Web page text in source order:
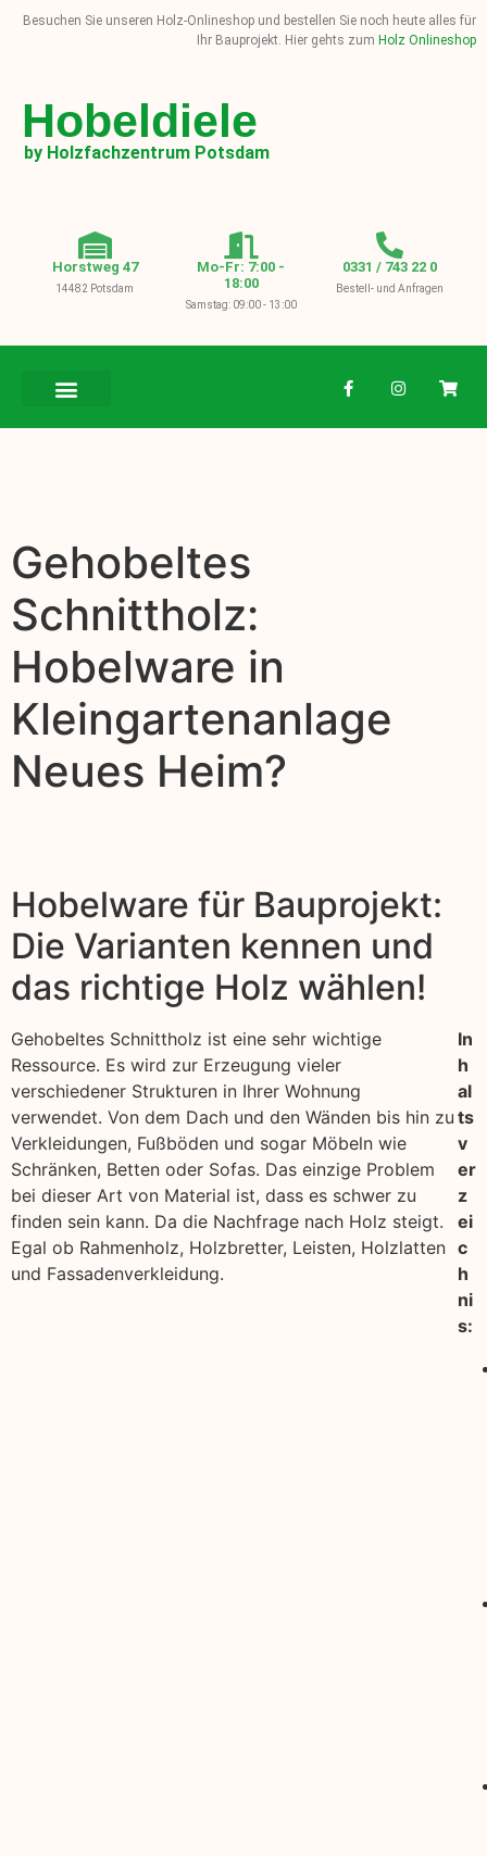
Besuchen Sie unseren Holz-Onlineshop und bestellen Sie noch heute alles für
Ihr Bauprojekt. Hier gehts zum Holz Onlineshop
Hobeldiele
by Holzfachzentrum Potsdam
Horstweg 47
14482 Potsdam
Mo-Fr: 7:00 -
18:00
Samstag: 09:00 - 13:00
0331 / 743 22 0
Bestell- und Anfragen
Gehobeltes
Schnittholz:
Hobelware in
Kleingartenanlage
Neues Heim?
Hobelware für Bauprojekt:
Die Varianten kennen und
das richtige Holz wählen!
Gehobeltes Schnittholz ist eine sehr wichtige
Ressource. Es wird zur Erzeugung vieler
verschiedener Strukturen in Ihrer Wohnung
verwendet. Von dem Dach und den Wänden bis hin zu
Verkleidungen, Fußböden und sogar Möbeln wie
Schränken, Betten oder Sofas. Das einzige Problem
bei dieser Art von Material ist, dass es schwer zu
finden sein kann. Da die Nachfrage nach Holz steigt.
Egal ob Rahmenholz, Holzbretter, Leisten, Holzlatten
und Fassadenverkleidung.
In
h
al
ts
v
er
z
ei
c
h
ni
s: